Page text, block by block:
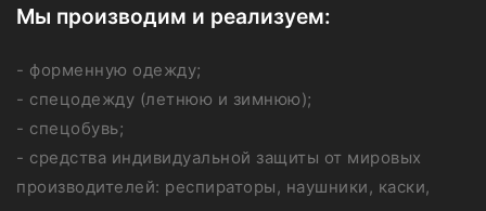
Мы производим и реализуем:
- форменную одежду;
- спецодежду (летнюю и зимнюю);
- спецобувь;
- средства индивидуальной защиты от мировых
производителей: респираторы, наушники, каски,